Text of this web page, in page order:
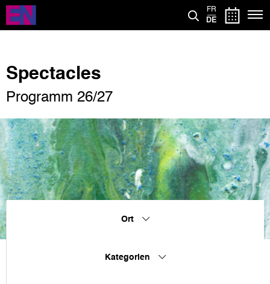
Direkt
zum
Inhalt
FR
DE
Spectacles
Programm 26/27
Ort
Kategorien